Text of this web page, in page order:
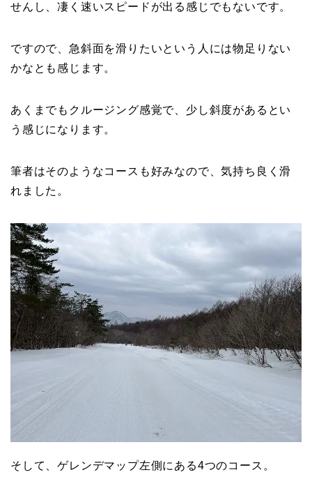
せんし、凄く速いスピードが出る感じでもないです。
ですので、急斜面を滑りたいという人には物足りない
かなとも感じます。
あくまでもクルージング感覚で、少し斜度があるとい
う感じになります。
筆者はそのようなコースも好みなので、気持ち良く滑
れました。
そして、ゲレンデマップ左側にある4つのコース。